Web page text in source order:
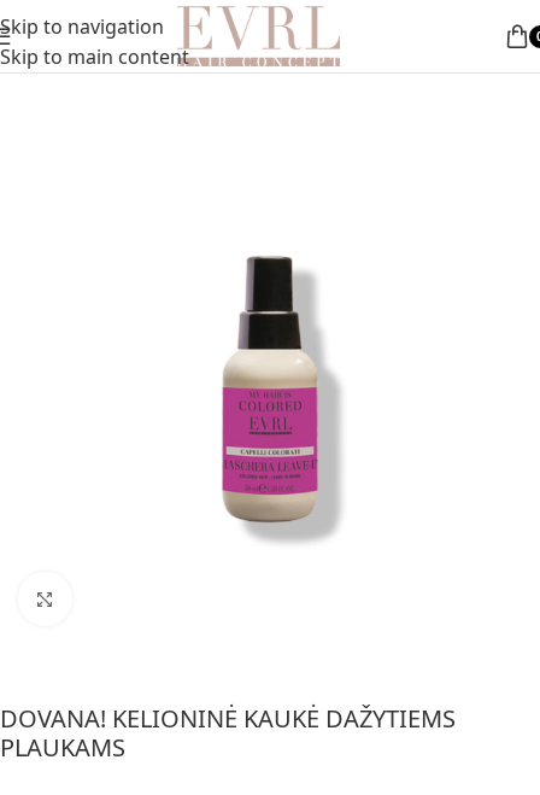
Skip to navigation
Skip to main content
Nemokamas pristatymas nuo 50 Eur
»DOVANA! Kelioninė kaukė dažytiems plaukams
DOVANA! KELIONINĖ KAUKĖ DAŽYTIEMS
PLAUKAMS